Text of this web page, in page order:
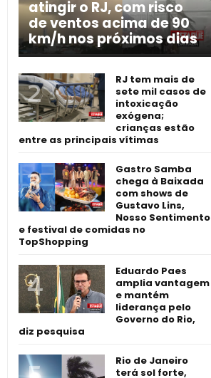
atingir o RJ, com risco
de ventos acima de 90
km/h nos próximos dias
RJ tem mais de
sete mil casos de
intoxicação
exógena;
crianças estão
entre as principais vítimas
Gastro Samba
chega à Baixada
com shows de
Gustavo Lins,
Nosso Sentimento
e festival de comidas no
TopShopping
Eduardo Paes
amplia vantagem
e mantém
liderança pelo
Governo do Rio,
diz pesquisa
Rio de Janeiro
terá sol forte,